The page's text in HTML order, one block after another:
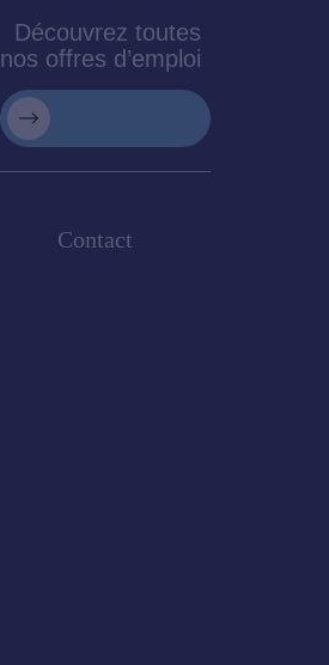
Découvrez toutes
nos offres d’emploi
Contact